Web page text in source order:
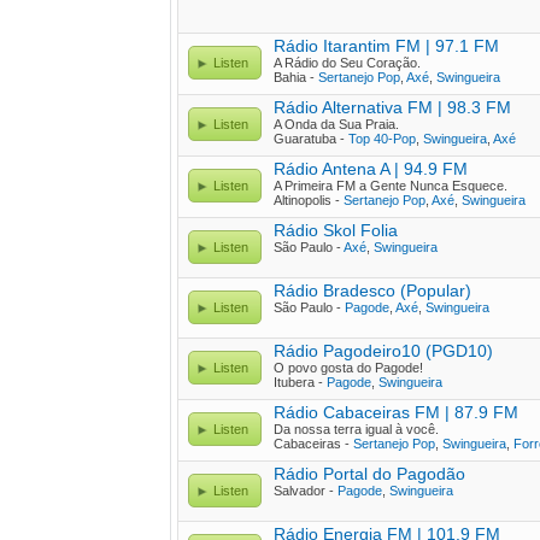
Listen
Rádio Itarantim FM | 97.1 FM
A Rádio do Seu Coração.
Bahia - Sertanejo Pop Axé Swingueira
Listen
Rádio Alternativa FM | 98.3 FM
A Onda da Sua Praia.
Guaratuba - Top 40-Pop Swingueira Axé
Listen
Rádio Antena A | 94.9 FM
A Primeira FM a Gente Nunca Esquece.
Altinopolis - Sertanejo Pop Axé Swingueira
Listen
Rádio Skol Folia
São Paulo -Axé Swingueira
Listen
Rádio Bradesco (Popular)
São Paulo - Pagode Axé Swingueira
Listen
Rádio Pagodeiro10 (PGD10)
O povo gosta do Pagode!
Itubera - Pagode Swingueira
Listen
Rádio Cabaceiras FM | 87.9 FM
Da nossa terra igual à você.
Cabaceiras - Sertanejo Pop Swingueira
Listen
Rádio Portal do Pagodão
Salvador - Pagode Swingueira
Rádio Energia FM | 101.9 FM